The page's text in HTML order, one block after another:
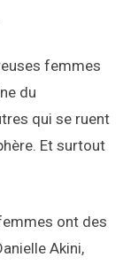
femmes
du
qui se ruent
Et surtout
ont des
Akini,